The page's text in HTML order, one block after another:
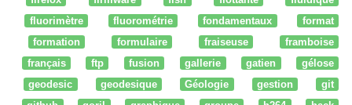
fluorimètre
fluorométrie fondamentaux
format
formation
formulaire fraiseuse
framboise
français
ftp fusion gallerie gatien
gélose
geodesic
geodesique Géologie gestion
git